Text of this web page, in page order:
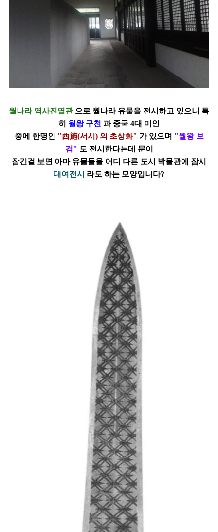
월나라 역사진열관 으로 월나라 유물을 전시하고 있으니 특
히 월왕 구천 과 중국 4대 미인
중에 한명인 "西施(서시 ) 의 초상화" 가 있으며 "월왕 보
검" 도 전시한다는데 문이
잠긴걸 보면 아마 유물들을 어디 다른 도시 박물관에 잠시
대여전시 라도 하는 모양입니다?